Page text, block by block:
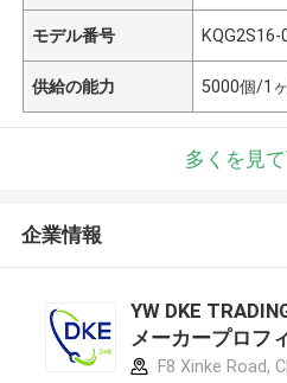
モデル番号 KQG2S16-
供給の能力 5000個/1
多くを見
企業情報
YW DKE
メーカープロフ
F8 Xinke Road,